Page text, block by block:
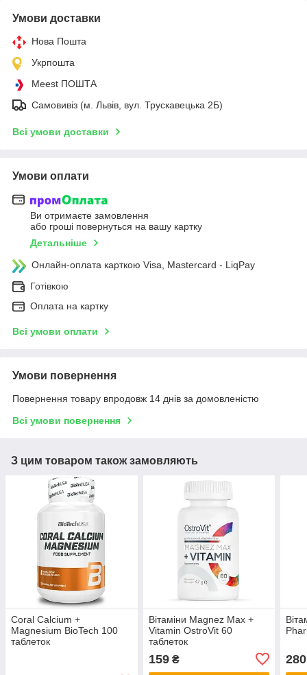
Умови доставки
Нова Пошта
Укрпошта
Meest ПОШТА
Самовивіз (м. Львів, вул. Трускавецька 2Б)
Всі умови доставки
Умови оплати
Ви отримаєте замовлення
або гроші повернуться на вашу картку
Детальніше
Онлайн-оплата карткою Visa, Mastercard - LiqPay
Готівкою
Оплата на картку
Всі умови оплати
Умови повернення
Повернення товару впродовж 14 днів за домовленістю
Всі умови повернення
З цим товаром також замовляють
Coral Calcium +
Magnesium BioTech 100
таблеток
Вітаміни Magnez Max +
Vitamin OstroVit 60
таблеток
159₴ 280